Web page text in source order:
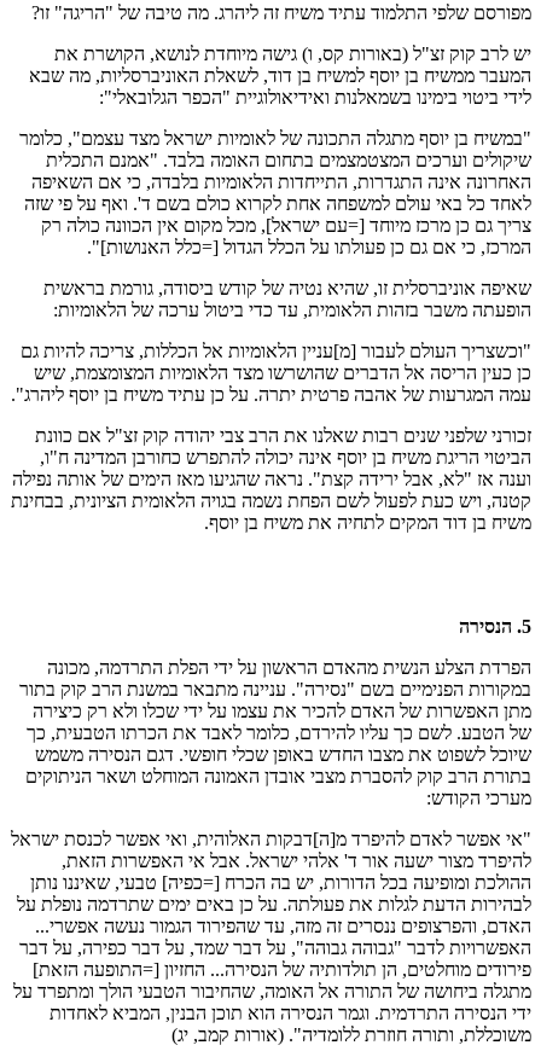
מפורסם שלפי התלמוד עתיד משיח זה ליהרג. מה טיבה של "הריגה" זו?
יש לרב קוק זצ"ל (באורות קס, ו) גישה מיוחדת לנושא, הקושרת את
המעבר ממשיח בן יוסף למשיח בן דוד, לשאלת האוניברסליות, מה שבא
לידי ביטוי בימינו בשמאלנות ואידיאולוגיית "הכפר הגלובאלי":
"במשיח בן יוסף מתגלה התכונה של לאומיות ישראל מצד עצמם", כלומר
שיקולים וערכים המצטמצמים בתחום האומה בלבד. "אמנם התכלית
האחרונה אינה התגדרות, התייחדות הלאומיות בלבדה, כי אם השאיפה
לאחד כל באי עולם למשפחה אחת לקרוא כולם בשם ד'. ואף על פי שזה
צריך גם כן מרכז מיוחד [=עם ישראל], מכל מקום אין הכוונה כולה רק
המרכז, כי אם גם כן פעולתו על הכלל הגדול [=כלל האנושות]".
שאיפה אוניברסלית זו, שהיא נטיה של קודש ביסודה, גורמת בראשית
הופעתה משבר בזהות הלאומית, עד כדי ביטול ערכה של הלאומיות:
"וכשצריך העולם לעבור [מ]עניין הלאומיות אל הכללות, צריכה להיות גם
כן כעין הריסה אל הדברים שהושרשו מצד הלאומיות המצומצמת, שיש
עמה המגרעות של אהבה פרטית יתרה. על כן עתיד משיח בן יוסף ליהרג".
זכורני שלפני שנים רבות שאלנו את הרב צבי יהודה קוק זצ"ל אם כוונת
הביטוי הריגת משיח בן יוסף אינה יכולה להתפרש כחורבן המדינה ח"ו,
וענה אז "לא, אבל ירידה קצת". נראה שהגיעו מאז הימים של אותה נפילה
קטנה, ויש כעת לפעול לשם הפחת נשמה בגויה הלאומית הציונית, בבחינת
משיח בן דוד המקים לתחיה את משיח בן יוסף.
5. הנסירה
הפרדת הצלע הנשית מהאדם הראשון על ידי הפלת התרדמה, מכונה
במקורות הפנימיים בשם "נסירה". עניינה מתבאר במשנת הרב קוק בתור
מתן האפשרות של האדם להכיר את עצמו על ידי שכלו ולא רק כיצירה
של הטבע. לשם כך עליו להירדם, כלומר לאבד את הכרתו הטבעית, כך
שיוכל לשפוט את מצבו החדש באופן שכלי חופשי. דגם הנסירה משמש
בתורת הרב קוק להסברת מצבי אובדן האמונה המוחלט ושאר הניתוקים
מערכי הקודש:
"אי אפשר לאדם להיפרד מ[ה]דבקות האלוהית, ואי אפשר לכנסת ישראל
להיפרד מצור ישעה אור ד' אלהי ישראל. אבל אי האפשרות הזאת,
ההולכת ומופיעה בכל הדורות, יש בה הכרח [=כפיה] טבעי, שאיננו נותן
לבהירות הדעת לגלות את פעולתה. על כן באים ימים שתרדמה נופלת על
האדם, והפרצופים ננסרים זה מזה, עד שהפירוד הגמור נעשה אפשרי...
האפשרויות לדבר "גבוהה גבוהה", על דבר שמד, על דבר כפירה, על דבר
פירודים מוחלטים, הן תולדותיה של הנסירה... החזיון [=התופעה הזאת]
מתגלה ביחושה של התורה אל האומה, שהחיבור הטבעי הולך ומתפרד על
ידי הנסירה התרדמית. וגמר הנסירה הוא תוכן הבנין, המביא לאחדות
משוכללת, ותורה חוזרת ללומדיה". (אורות קמב, יג)